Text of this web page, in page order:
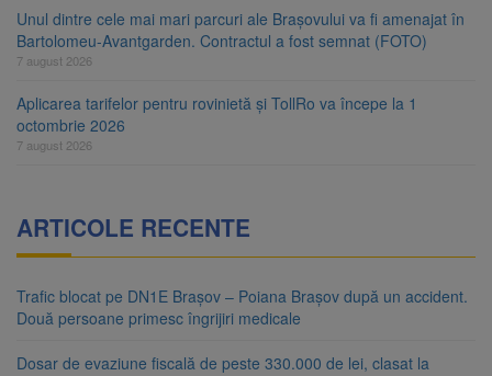
Unul dintre cele mai mari parcuri ale Brașovului va fi amenajat în
Bartolomeu-Avantgarden. Contractul a fost semnat (FOTO)
7 august 2026
Aplicarea tarifelor pentru rovinietă și TollRo va începe la 1
octombrie 2026
7 august 2026
ARTICOLE RECENTE
Trafic blocat pe DN1E Brașov – Poiana Brașov după un accident.
Două persoane primesc îngrijiri medicale
Dosar de evaziune fiscală de peste 330.000 de lei, clasat la